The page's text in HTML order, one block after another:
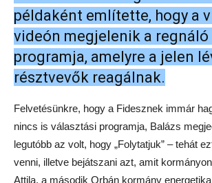
hogy
„A JOG ÉS A
A HALLGATÁST, MINT
JELENTŐSÉGŰ DOLGOT
A téma azon a sajtóbeszélgetésen jött fel,
Válasszunk 2018! csoport tartott kedden,
felvezetőben Balázs Péter bejelentette,
azt a Független Hírügynökség is megírta) a